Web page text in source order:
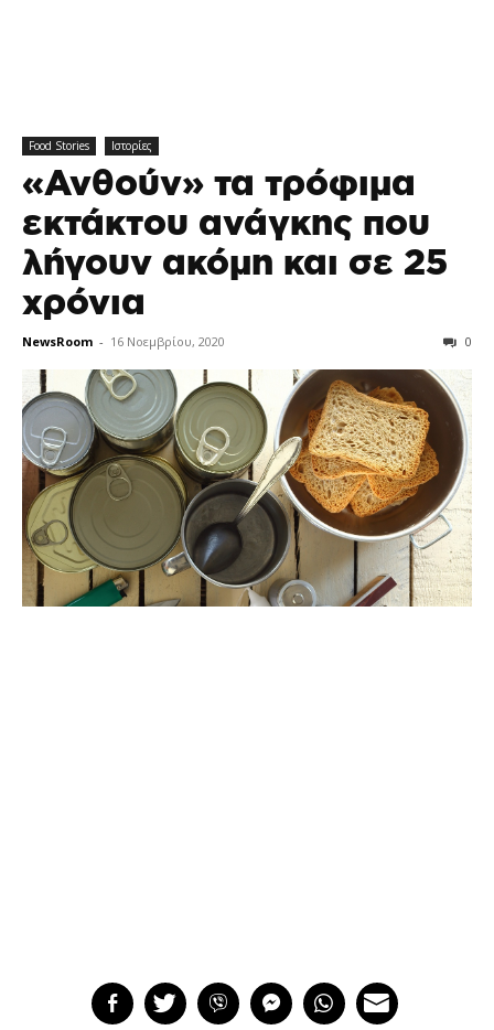
Food Stories Ιστορίες
«Ανθούν» τα τρόφιμα
εκτάκτου ανάγκης που
λήγουν ακόμη και σε 25
χρόνια
NewsRoom - 16 Νοεμβρίου, 2020 0